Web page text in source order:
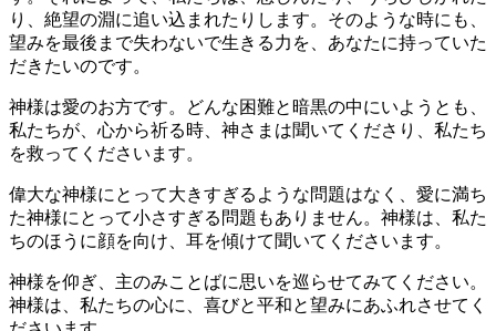
り、絶望の淵に追い込まれたりします。そのような時にも、
望みを最後まで失わないで生きる力を、あなたに持っていた
だきたいのです。
神様は愛のお方です。どんな困難と暗黒の中にいようとも、
私たちが、心から祈る時、神さまは聞いてくださり、私たち
を救ってくださいます。
偉大な神様にとって大きすぎるような問題はなく、愛に満ち
た神様にとって小さすぎる問題もありません。神様は、私た
ちのほうに顔を向け、耳を傾けて聞いてくださいます。
神様を仰ぎ、主のみことばに思いを巡らせてみてください。
神様は、私たちの心に、喜びと平和と望みにあふれさせてく